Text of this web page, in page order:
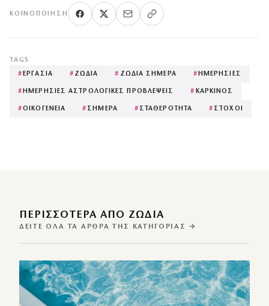
ΚΟΙΝΟΠΟΊΗΣΗ
TAGS
# ΕΡΓΑΣΙΑ # ΖΩΔΙΑ # ΖΩΔΙΑ ΣΗΜΕΡΑ # ΗΜΕΡΗΣΙΕΣ
# ΗΜΕΡΗΣΙΕΣ ΑΣΤΡΟΛΟΓΙΚΕΣ ΠΡΟΒΛΕΨΕΙΣ # ΚΑΡΚΙΝΟΣ
#ΟΙΚΟΓΕΝΕΙΑ # ΣΗΜΕΡΑ # ΣΤΑΘΕΡΟΤΗΤΑ # ΣΤΟΧΟΙ
ΠΕΡΙΣΣΌΤΕΡΑ ΑΠΌ ΖΩΔΙΑ
ΔΕΊΤΕ ΌΛΑ ΤΑ ΆΡΘΡΑ ΤΗΣ ΚΑΤΗΓΟΡΊΑΣ →